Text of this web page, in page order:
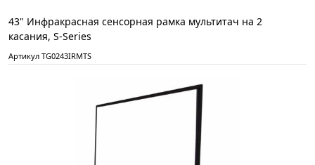
43" Инфракрасная сенсорная рамка мультитач на 2
касания, S-Series
Артикул TG0243IRMTS